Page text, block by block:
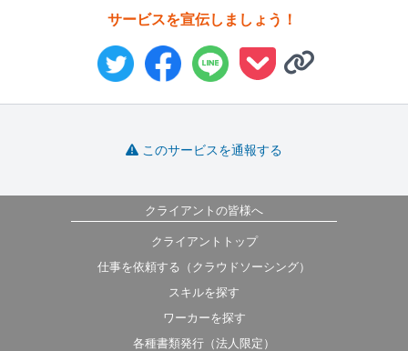
サービスを宣伝しましょう！
このサービスを通報する
クライアントの皆様へ
クライアントトップ
仕事を依頼する（クラウドソーシング）
スキルを探す
ワーカーを探す
各種書類発行（法人限定）